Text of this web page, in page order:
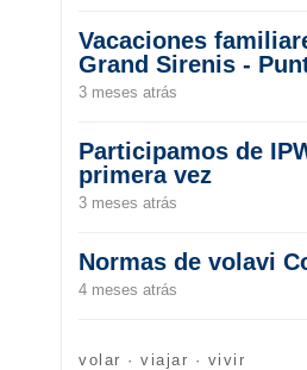
Vacaciones
Grand Sirenis -
3 meses atrás
Participamos de
primera vez
3 meses atrás
Normas de volavi
4 meses atrás
volar · viajar · vivir